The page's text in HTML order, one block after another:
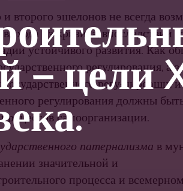
— цели
второго эшелонов не всегда
из кризиса, впоследствии
устойчивого развития. Как
регулирования, а
регу-лнроашш
регулирования должны
самоорганизации.
патернализма в
значительной и
процесса и